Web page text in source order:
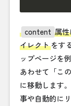
content 属
イレクトをす
ップページを
あわせて「こ
に移動します
事や自動的に